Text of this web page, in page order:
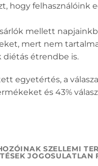
hogy
mellett
mert nem
étrendbe is.
egyetértés, a
és 43%
SZELLEMI
JOGOSULATLAN